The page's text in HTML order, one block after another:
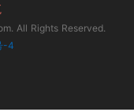
All Rights Reserved.
-4